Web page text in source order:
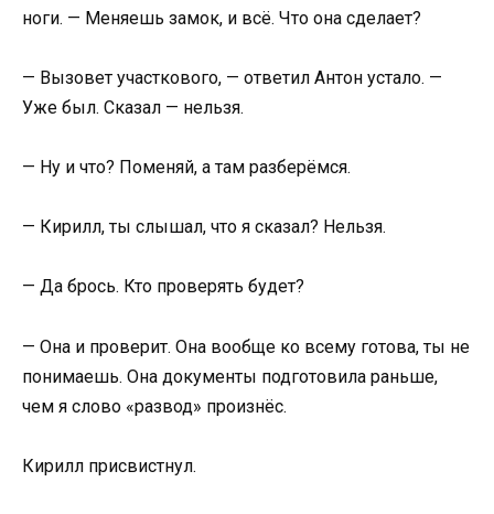
ноги. — Меняешь замок, и всё. Что она сделает?
— Вызовет участкового, — ответил Антон устало. —
Уже был. Сказал — нельзя.
— Ну и что? Поменяй, а там разберёмся.
— Кирилл, ты слышал, что я сказал? Нельзя.
— Да брось. Кто проверять будет?
— Она и проверит. Она вообще ко всему готова, ты не
понимаешь. Она документы подготовила раньше,
чем я слово «развод» произнёс.
Кирилл присвистнул.